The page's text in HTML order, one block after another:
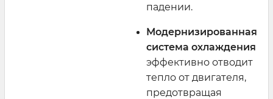
падении.
Модернизированная
система охлаждения
эффективно отводит
тепло от двигателя,
предотвращая